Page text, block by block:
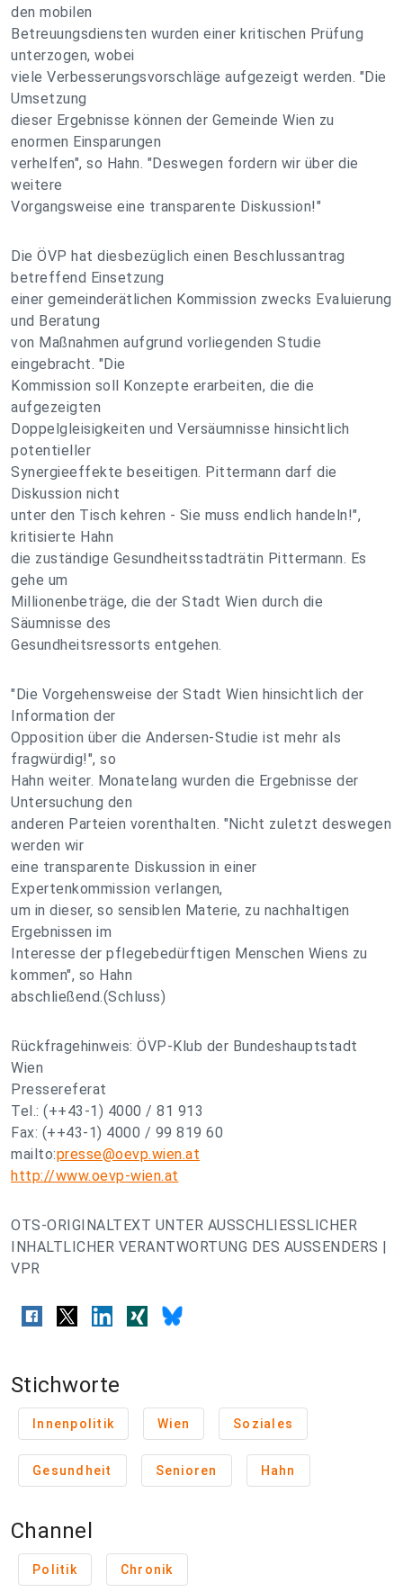
den mobilen
Betreuungsdiensten wurden einer kritischen Prüfung
unterzogen, wobei
viele Verbesserungsvorschläge aufgezeigt werden. "Die
Umsetzung
dieser Ergebnisse können der Gemeinde Wien zu
enormen Einsparungen
verhelfen", so Hahn. "Deswegen fordern wir über die
weitere
Vorgangsweise eine transparente Diskussion!"
Die ÖVP hat diesbezüglich einen Beschlussantrag
betreffend Einsetzung
einer gemeinderätlichen Kommission zwecks Evaluierung
und Beratung
von Maßnahmen aufgrund vorliegenden Studie
eingebracht. "Die
Kommission soll Konzepte erarbeiten, die die
aufgezeigten
Doppelgleisigkeiten und Versäumnisse hinsichtlich
potentieller
Synergieeffekte beseitigen. Pittermann darf die
Diskussion nicht
unter den Tisch kehren - Sie muss endlich handeln!",
kritisierte Hahn
die zuständige Gesundheitsstadträtin Pittermann. Es
gehe um
Millionenbeträge, die der Stadt Wien durch die
Säumnisse des
Gesundheitsressorts entgehen.
"Die Vorgehensweise der Stadt Wien hinsichtlich der
Information der
Opposition über die Andersen-Studie ist mehr als
fragwürdig!", so
Hahn weiter. Monatelang wurden die Ergebnisse der
Untersuchung den
anderen Parteien vorenthalten. "Nicht zuletzt deswegen
werden wir
eine transparente Diskussion in einer
Expertenkommission verlangen,
um in dieser, so sensiblen Materie, zu nachhaltigen
Ergebnissen im
Interesse der pflegebedürftigen Menschen Wiens zu
kommen", so Hahn
abschließend.(Schluss)
Rückfragehinweis: ÖVP-Klub der Bundeshauptstadt
Wien
Pressereferat
Tel.: (++43-1) 4000 / 81 913
Fax: (++43-1) 4000 / 99 819 60
mailto:presse@oevp.wien.at
http://www.oevp-wien.at
OTS-ORIGINALTEXT UNTER AUSSCHLIESSLICHER
INHALTLICHER VERANTWORTUNG DES AUSSENDERS |
VPR
Stichworte
Innenpolitik Wien Soziales
Gesundheit Senioren Hahn
Channel
Politik Chronik